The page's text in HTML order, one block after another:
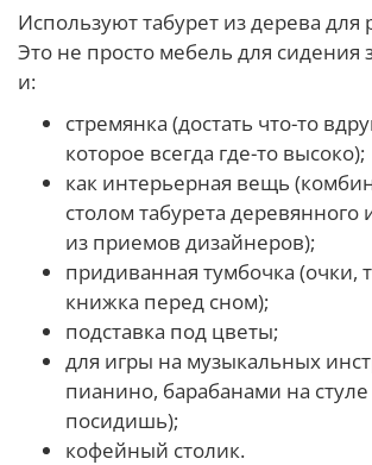
Используют табурет из дерева для
Это не просто мебель для сидения
и:
стремянка (достать что-то
которое всегда где-то высоко);
как интерьерная вещь
столом табурета деревянного
из приемов дизайнеров);
придиванная тумбочка (очки,
книжка перед сном);
подставка под цветы;
для игры на музыкальных
пианино, барабанами на
посидишь);
кофейный столик.